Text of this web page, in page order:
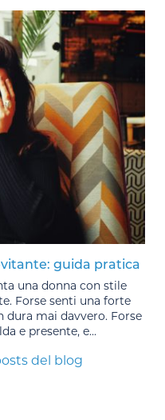
guida pratica
una donna con stile
Forse senti una forte
dura mai davvero. Forse
e presente, e...
del blog